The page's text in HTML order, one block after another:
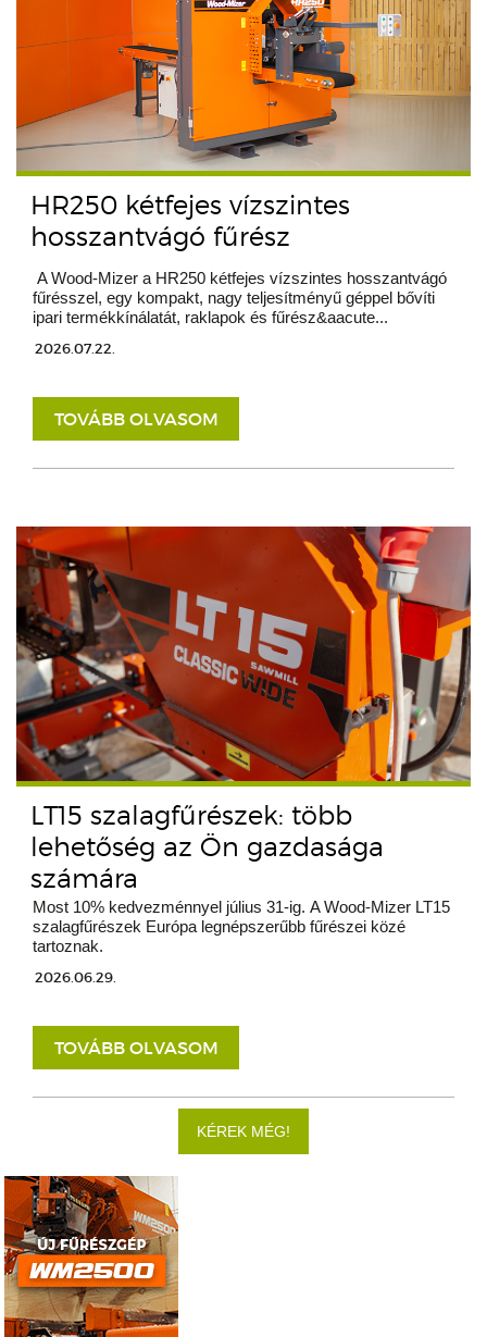
HR250 kétfejes vízszintes
hosszantvágó fűrész
A Wood-Mizer a HR250 kétfejes vízszintes hosszantvágó
fűrésszel, egy kompakt, nagy teljesítményű géppel bővíti
ipari termékkínálatát, raklapok és fűrész&aacute...
2026.07.22.
TOVÁBB OLVASOM
LT15 szalagfűrészek: több
lehetőség az Ön gazdasága
számára
Most 10% kedvezménnyel július 31-ig. A Wood-Mizer LT15
szalagfűrészek Európa legnépszerűbb fűrészei közé
tartoznak.
2026.06.29.
TOVÁBB OLVASOM
KÉREK MÉG!